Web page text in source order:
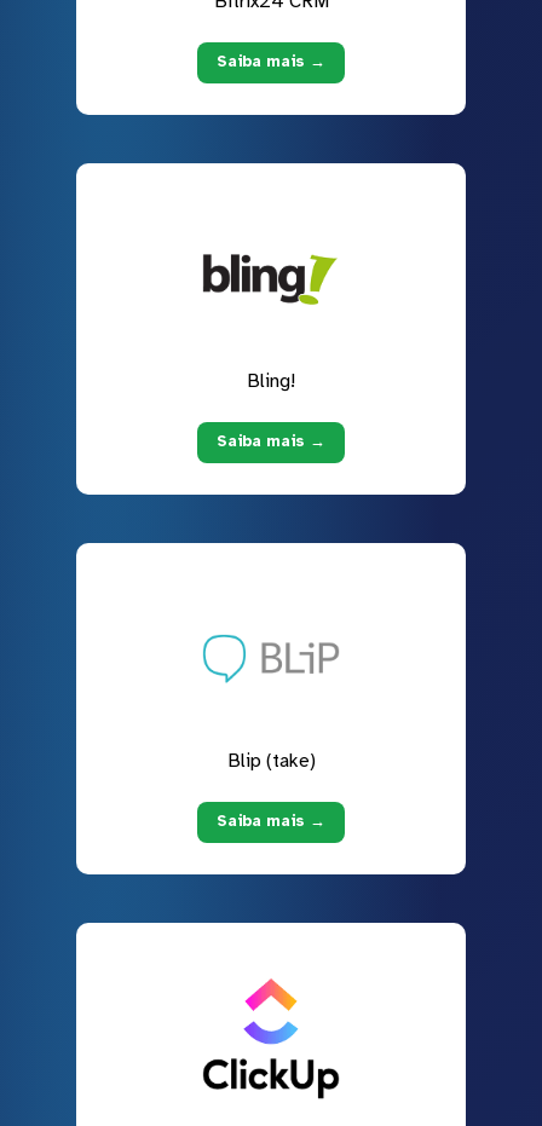
Saiba mais →
Bling!
Saiba mais →
Blip (take)
Saiba mais →